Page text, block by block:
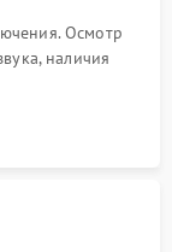
Осмотр
наличия
тестовых
поломки.